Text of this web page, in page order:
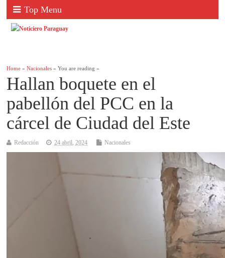
Top Menu
Home »Nacionales » You are reading »
Hallan boquete en el
pabellón del PCC en la
cárcel de Ciudad del Este
Redacción 24 abril, 2024 Nacionales